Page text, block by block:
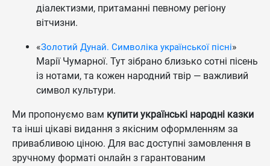
діалектизми, притаманні певному регіону
вітчизни.
«Золотий Дунай. Символіка української пісні»
Марії Чумарної. Тут зібрано близько сотні пісень
із нотами, та кожен народний твір — важливий
символ культури.
Ми пропонуємо вам купити українські народні казки
та інші цікаві видання з якісним оформленням за
привабливою ціною. Для вас доступні замовлення в
зручному форматі онлайн з гарантованим